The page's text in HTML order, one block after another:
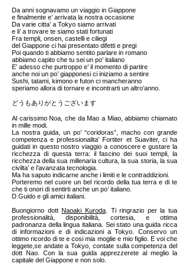
Da anni sognavamo un viaggio in Giappone
e finalmente e’ arrivata la nostra occasione
Da varie citta’ a Tokyo siamo arrivati
e li’ a trovare te siamo stati fortunati
Fra templi, onsen, castelli e ciliegi
del Giappone ci hai presentato difetti e pregi
Poi quando ti abbiamo sentito parlare in romano
abbiamo capito che tu sei un po’ italiano
E’ adesso che purtroppo e’ il momento di partire
anche noi un po’ giapponesi ci iniziamo a sentire
Sushi, tatami, kimono e futon ci mancheranno
speriamo allora di tornare e incontrarti un altro’anno.
どうもありがとうございます
Al carissimo Noa, che da Mao a Miao, abbiamo chiamato
in mille modi.
La nostra guida, un po’ “coridoras”, macho con grande
competenza e professionalita’ Fortiter et Suaviter, ci ha
guidati in questo nostro viaggio a conoscere e gustare la
ricchezza di questa terra: il fascino dei suoi templi, la
ricchezza della sua millenaria cultura, la sua storia, la sua
civilta’ e l’avanzata tecnologia.
Ma ha saputo indicarne anche i limiti e le contraddizioni.
Porteremo nel cuore un bel ricordo della tua terra e di te
che ti onori di sentirti anche un po’ italiano.
D.Guido e gli amici italiani.
Buongiorno dottNaoaki Kuroda. Ti ringrazio per la tua
professionalità, disponibilità, cortesia, e ottima
padronanza della lingua italiana. Sei stato una guida ricca
di informazioni e di indicazioni a Tokyo. Conservo un
ottimo ricordo di te e cosi mia moglie e mio figlio. E voi che
leggete,se andate a Tokyo, contate sulla competenza del
dott Nao. Con la sua guida apprezzerete al meglio la
capitale del Giappone e non solo.